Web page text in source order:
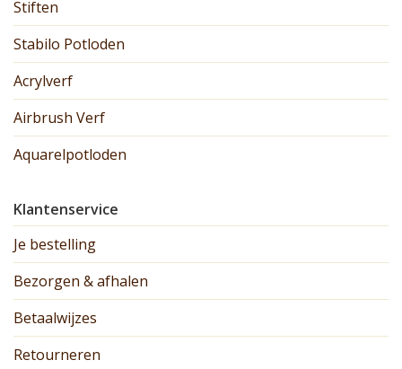
Stiften
Stabilo Potloden
Acrylverf
Airbrush Verf
Aquarelpotloden
Klantenservice
Je bestelling
Bezorgen & afhalen
Betaalwijzes
Retourneren